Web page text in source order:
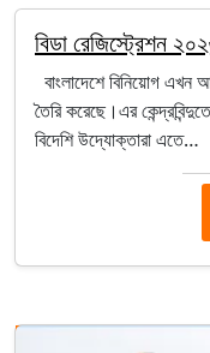
বিডা রেজিস্ট্রেশন
বাংলাদেশে বিনিয়োগ
তৈরি করেছে।এর
বিদেশি উদ্যোক্তারা এতে…